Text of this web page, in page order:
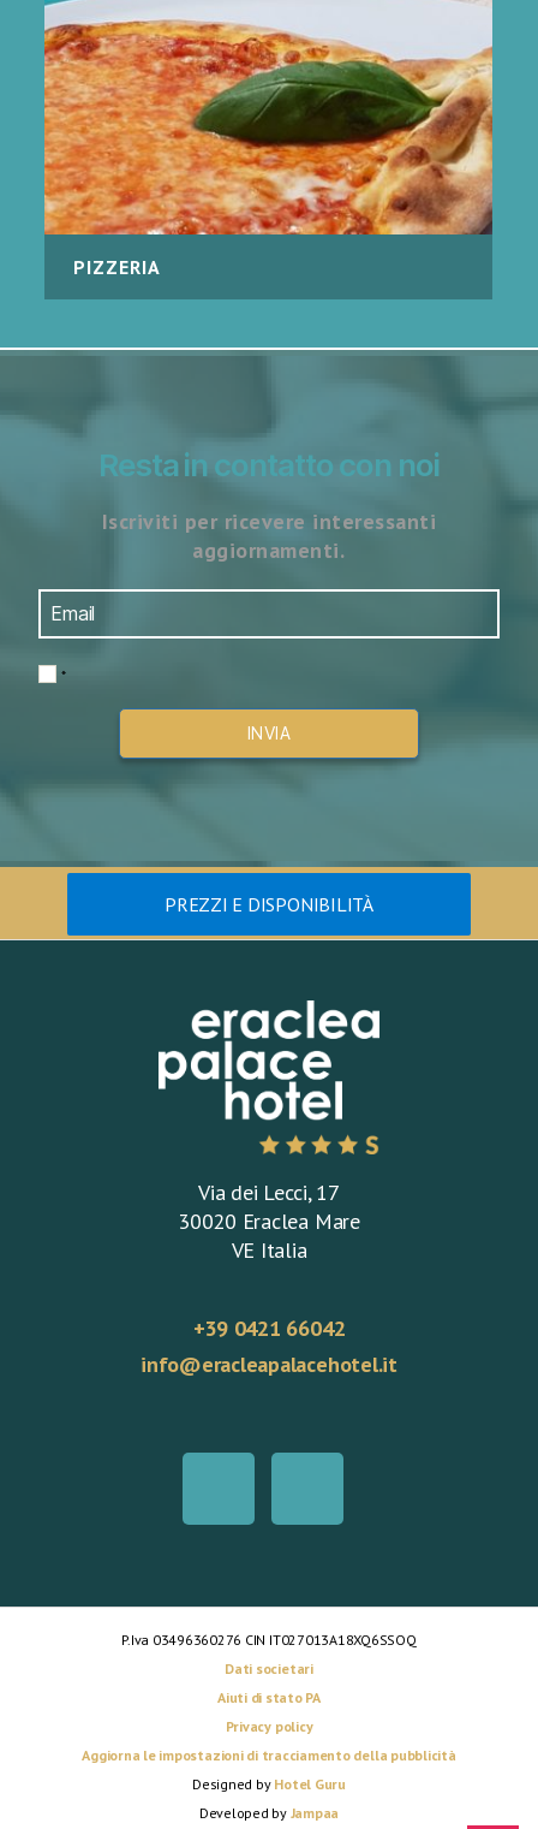
PIZZERIA
Resta in contatto con noi
Iscriviti per ricevere interessanti
aggiornamenti.
*
INVIA
PREZZI E DISPONIBILITÀ
Via dei Lecci, 17
30020 Eraclea Mare
VE Italia
+39 0421 66042
info@eracleapalacehotel.it
P.Iva 03496360276 CIN IT027013A18XQ6SSOQ
Dati societari
Aiuti di stato PA
Privacy policy
Aggiorna le impostazioni di tracciamento della pubblicità
Designed by Hotel Guru
Developed by Jampaa